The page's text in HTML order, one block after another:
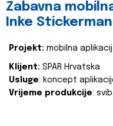
Zabavna
Inke
Projekt: mobilna
Klijent: SPAR Hrvatska
Usluge: koncept
Vrijeme produkcije: